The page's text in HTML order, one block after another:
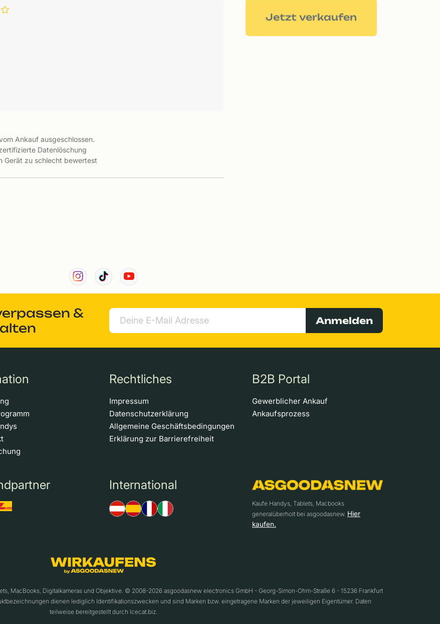
Ankauf ausgeschlossen.
Datenlöschung
Gerät zu schlecht bewertest
Jetzt verkaufen
&
Anmelden
Rechtliches
Impressum
Datenschutzerklärung
Allgemeine Geschäftsbedingungen
Erklärung zur Barrierefreiheit
B2B Portal
Gewerblicher Ankauf
Ankaufsprozess
International
Kaufe Handys, Tablets, Macbooks
generalüberholt bei asgoodasnew. Hier
kaufen.
MacBooks, Digitalkameras und Objektive. © 2008-2026 asgoodasnew electronics GmbH - Georg-Simon-Ohm-Straße 6 - 15236 Frankfurt
dienen lediglich Identifikationszwecken und sind Marken bzw. eingetragene Marken der jeweiligen Eigentümer. Daten
teilweise bereitgestellt durch Icecat.biz.